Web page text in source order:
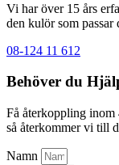
Vi har över 15 års
den kulör som passar
08-124 11 612
Behöver du
Få återkoppling inom
så återkommer vi till
Namn